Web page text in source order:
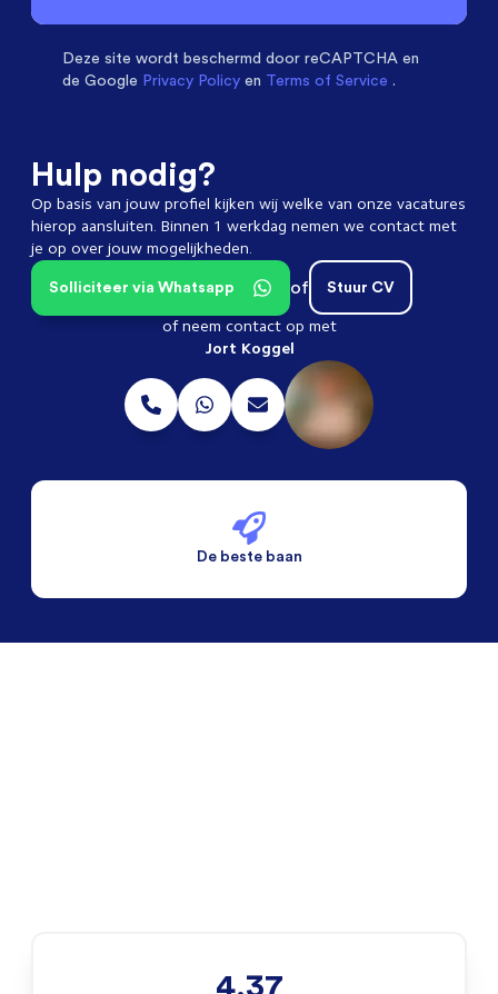
met een 9.3
Deze site wordt beschermd door reCAPTCHA en
de Google Privacy Policy en Terms of Service .
Hulp nodig?
Op basis van jouw profiel kijken wij welke van onze vacatures
hierop aansluiten. Binnen 1 werkdag nemen we contact met
je op over jouw mogelijkheden.
Stuur CV
of
Solliciteer via Whatsapp
of neem contact op met
Jort Koggel
De beste baan
4.37